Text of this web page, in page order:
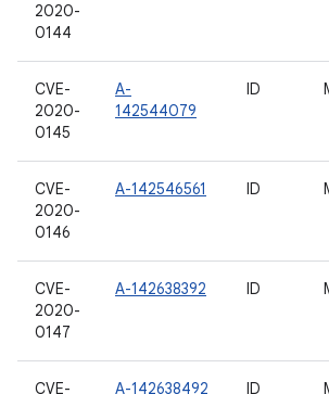
2020-
0144
CVE-
2020-
0145
A-
142544079
ID
CVE-
2020-
0146
A-142546561 ID
CVE-
2020-
0147
A-142638392 ID
CVE- A-142638492 ID